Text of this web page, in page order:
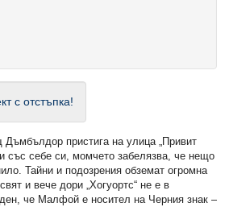
с отстъпка!
Дъмбълдор пристига на улица „Привит
със себе си, момчето забелязва, че нещо
Тайни и подозрения обземат огромна
и вече дори „Хогуортс“ не е в
че Малфой е носител на Черния знак –